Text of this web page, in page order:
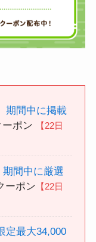
期間中に掲載
ーポン
【22日
期間中に厳選
ーポン 【22日
定最大34,000